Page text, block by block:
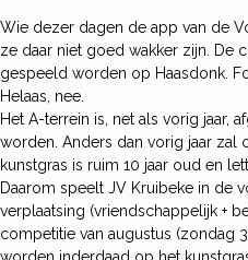
Wie dezer dagen de app van de
ze daar niet goed wakker zijn. De
gespeeld worden op Haasdonk.
Helaas, nee.
Het A-terrein is, net als vorig jaar,
worden. Anders dan vorig jaar zal
kunstgras is ruim 10 jaar oud en
Daarom speelt JV Kruibeke in de
verplaatsing (vriendschappelijk +
competitie van augustus (zondag